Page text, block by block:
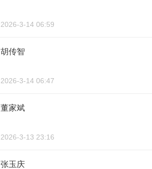
2026-3-14 06:59
胡传智
2026-3-14 06:47
董家斌
2026-3-13 23:16
张玉庆